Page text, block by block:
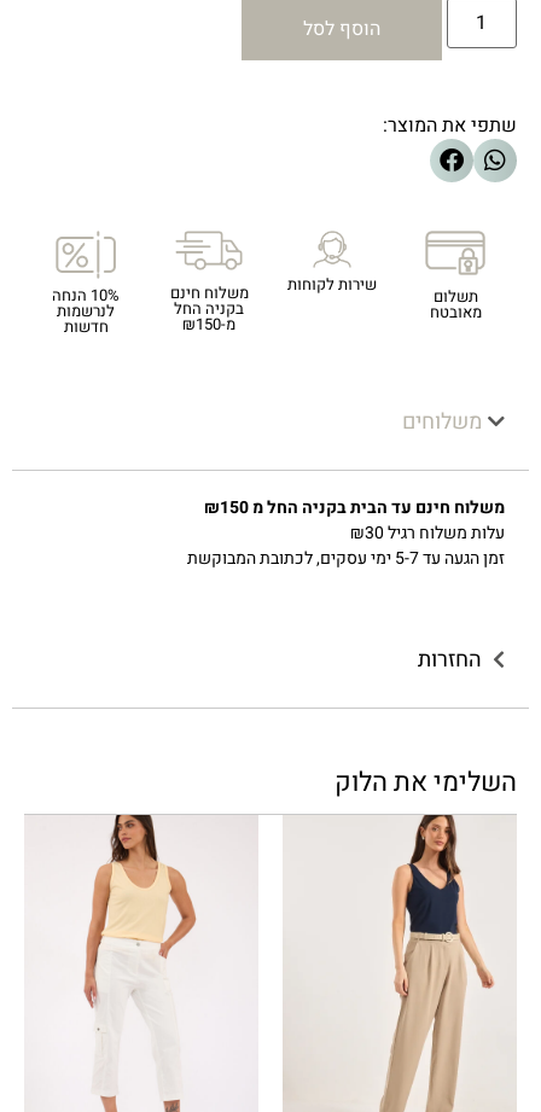
הוסף לסל
שתפי את המוצר:
תשלום
מאובטח
שירות לקוחות משלוח חינם
בקניה החל
מ-₪150
10% הנחה
לנרשמות
חדשות
משלוחים
משלוח חינם עד הבית בקניה החל מ ₪150
עלות משלוח רגיל ₪30
זמן הגעה עד 5-7 ימי עסקים, לכתובת המבוקשת
החזרות
השלימי את הלוק